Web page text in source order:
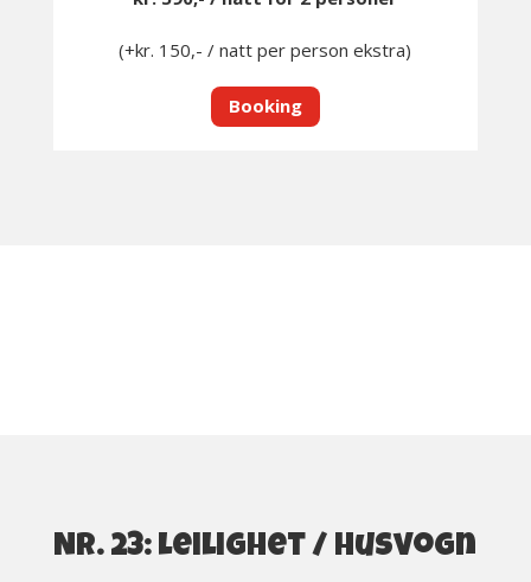
(+kr. 150,- / natt per person ekstra)
Booking
Nr. 23: leilighet / husvogn